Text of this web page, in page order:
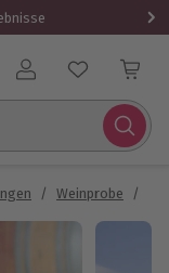
Benutzerkonto
/ Weinprobe /